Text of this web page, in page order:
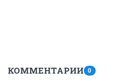
КОММЕНТАРИИ 0